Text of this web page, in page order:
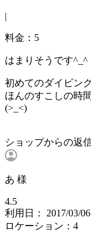
|
料金：5
はまりそうです^_^
初めてのダイビン
ほんのすこしの時
(>_<)
ショップからの返
あ 様
4.5
利用日： 2017/03/06
ロケーション：4